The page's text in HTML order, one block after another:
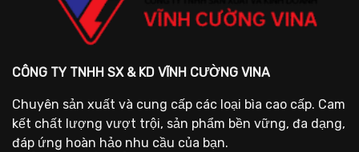
CÔNG TY TNHH SX & KD VĨNH CƯỜNG VINA
Chuyên sản xuất và cung cấp các loại bìa cao cấp. Cam
kết chất lượng vượt trội, sản phẩm bền vững, đa dạng,
đáp ứng hoàn hảo nhu cầu của bạn.